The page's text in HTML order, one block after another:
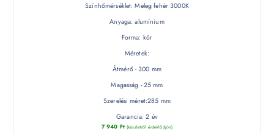
Színhőmérséklet: Meleg fehér 3000K
Anyaga: alumínium
Forma: kör
Méretek:
Átmérő - 300 mm
Magasság - 25 mm
Szerelési méret:285 mm
Garancia: 2 év
7 940 Ft (készletről érdeklődjön)